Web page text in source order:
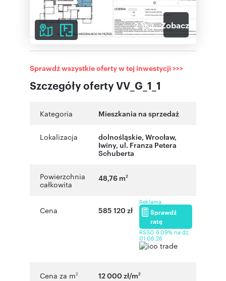
2 Zobacz galerię
Szczegóły oferty VV_G_1_1
Sprawdź wszystkie oferty w tej inwestycji >>>
Kategoria Mieszkania na sprzedaż
Lokalizacja dolnośląskie, Wrocław,
Iwiny, ul. Franza Petera
Schuberta
Powierzchnia
całkowita
48,76 m2
Cena 585 120 zł
Reklama
Sprawdź
ratę
RSSO 6,09% na dz.
01.06.26
Cena za m2 12 000 zł/m2